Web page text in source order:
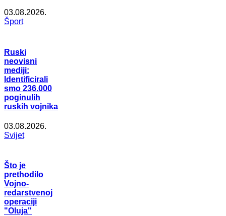
03.08.2026.
Šport
Ruski
neovisni
mediji:
Identificirali
smo 236.000
poginulih
ruskih vojnika
03.08.2026.
Svijet
Što je
prethodilo
Vojno-
redarstvenoj
operaciji
"Oluja"